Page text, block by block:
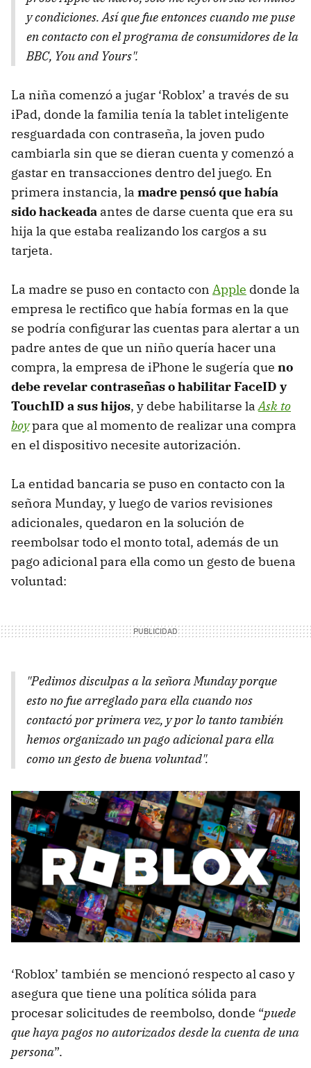
y condiciones. Así que fue entonces cuando me puse
en contacto con el programa de consumidores de la
BBC, You and Yours".
La niña comenzó a jugar ‘Roblox’ a través de su
iPad, donde la familia tenía la tablet inteligente
resguardada con contraseña, la joven pudo
cambiarla sin que se dieran cuenta y comenzó a
gastar en transacciones dentro del juego. En
primera instancia, la madre pensó que había
sido hackeada antes de darse cuenta que era su
hija la que estaba realizando los cargos a su
tarjeta.
La madre se puso en contacto con Apple donde la
empresa le rectifico que había formas en la que
se podría configurar las cuentas para alertar a un
padre antes de que un niño quería hacer una
compra, la empresa de iPhone le sugería que no
debe revelar contraseñas o habilitar FaceID y
TouchID a sus hijos, y debe habilitarse laAsk to
boypara que al momento de realizar una compra
en el dispositivo necesite autorización.
La entidad bancaria se puso en contacto con la
señora Munday, y luego de varios revisiones
adicionales, quedaron en la solución de
reembolsar todo el monto total, además de un
pago adicional para ella como un gesto de buena
voluntad:
"Pedimos disculpas a la señora Munday porque
esto no fue arreglado para ella cuando nos
contactó por primera vez, y por lo tanto también
hemos organizado un pago adicional para ella
como un gesto de buena voluntad".
‘Roblox’ también se mencionó respecto al caso y
asegura que tiene una política sólida para
procesar solicitudes de reembolso, donde “puede
que haya pagos no autorizados desde la cuenta de una
persona”.